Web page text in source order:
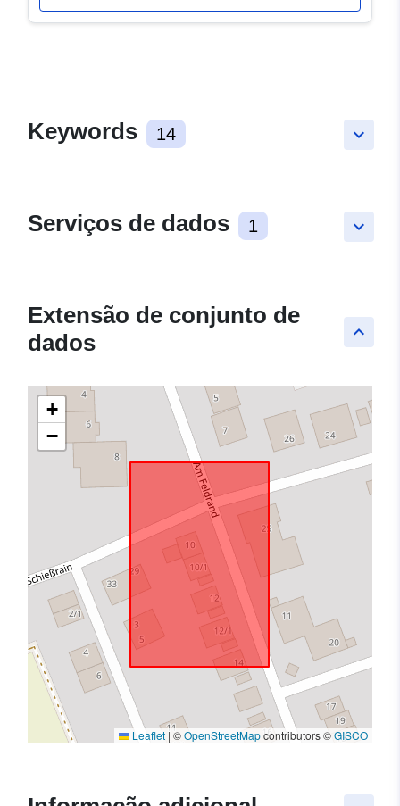
keyboard_arrow_down
Keywords 14
keyboard_arrow_down
Serviços de dados 1
keyboard_arrow_up
Extensão de conjunto de
dados
+
−
Leaflet | ©OpenStreetMapcontributors ©GISCO